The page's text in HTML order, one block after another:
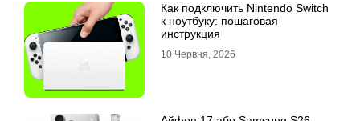
Как подключить Nintendo Switch
к ноутбуку: пошаговая
инструкция
10 Червня, 2026